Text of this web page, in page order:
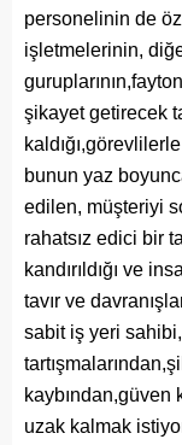
personelinin de
işletmelerinin,
şikayet getirecek
bunun yaz
edilen, müşteriyi
rahatsız edici bir
kandırıldığı ve
tavır ve
sabit iş yeri
kaybından,güven
uzak kalmak